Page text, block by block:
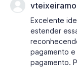
Excelente
estender
pagamento
pagamento.